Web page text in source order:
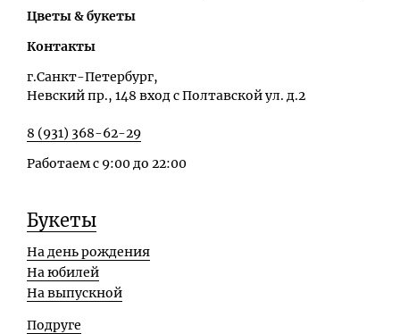
Цветы & букеты
Контакты
г.Санкт-Петербург,
Невский пр., 148 вход с Полтавской ул. д.2
8 (931) 368-62-29
Работаем с 9:00 до 22:00
Букеты
На день рождения
На юбилей
На выпускной
Подруге